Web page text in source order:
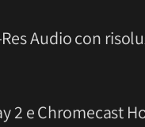
Audio con
2 e Chromecast